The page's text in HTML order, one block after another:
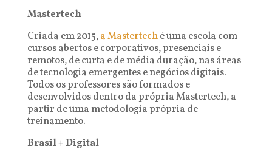
Mastertech
Criada em 2015,a Masterteché uma escola com
cursos abertos e corporativos, presenciais e
remotos, de curta e de média duração, nas áreas
de tecnologia emergentes e negócios digitais.
Todos os professores são formados e
desenvolvidos dentro da própria Mastertech, a
partir de uma metodologia própria de
treinamento.
Brasil + Digital